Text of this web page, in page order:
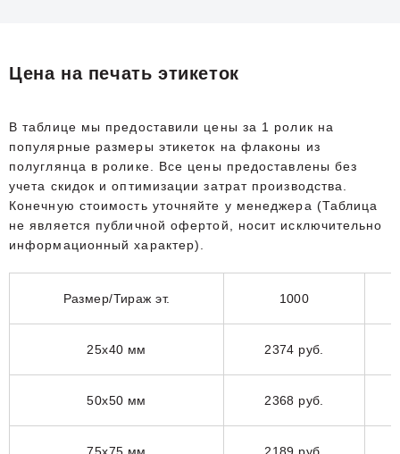
Цена на печать этикеток
В таблице мы предоставили цены за 1 ролик на
популярные размеры этикеток на флаконы из
полуглянца в ролике. Все цены предоставлены без
учета скидок и оптимизации затрат производства.
Конечную стоимость уточняйте у менеджера (Таблица
не является публичной офертой, носит исключительно
информационный характер).
Размер/Тираж эт. 1000
25x40 мм 2374 руб.
50x50 мм 2368 руб.
75x75 мм 2189 руб.